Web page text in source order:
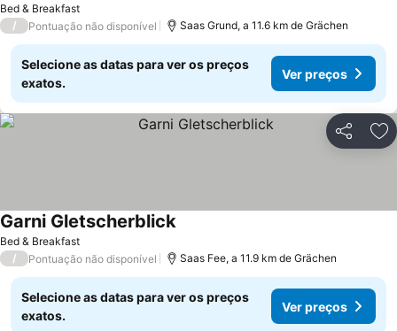
Bed & Breakfast
/ Pontuação não disponível Saas Grund, a 11.6 km de Grächen
Selecione as datas para ver os preços
exatos.
Ver preços
Partilhar
Bed & Breakfast
Garni Gletscherblick
/ Pontuação não disponível Saas Fee, a 11.9 km de Grächen
Selecione as datas para ver os preços
exatos.
Ver preços